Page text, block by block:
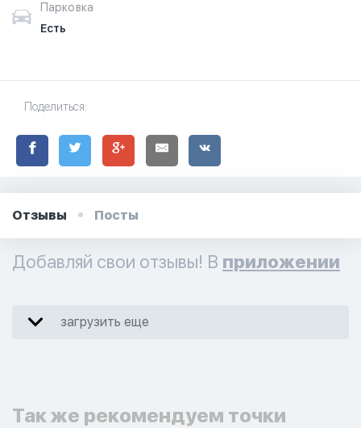
Парковка
Есть
Поделиться:
Отзывы Посты
Добавляй свои отзывы! В приложении
загрузить еще
Так же рекомендуем точки